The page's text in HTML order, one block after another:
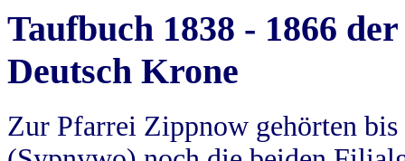
Taufbuch 1838 - 1866
Deutsch Krone
Zur Pfarrei Zippnow gehörten